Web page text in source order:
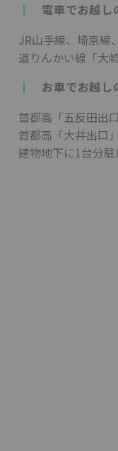
┃
電車でお越し
JR山手線、埼京線
道りんかい線「大
┃
お車でお越し
首都高「五反田出
首都高「大井出口
建物地下に1台分